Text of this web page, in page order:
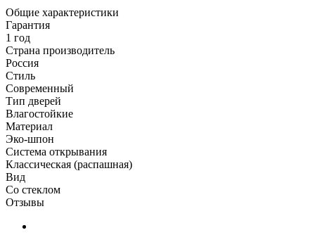
Общие характеристики
Гарантия
1 год
Страна производитель
Россия
Стиль
Современный
Тип дверей
Влагостойкие
Материал
Эко-шпон
Система открывания
Классическая (распашная)
Вид
Со стеклом
Отзывы